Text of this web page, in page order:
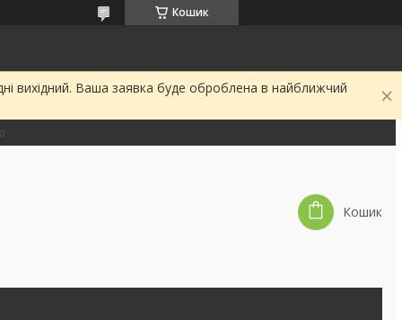
Кошик
вихідний. Ваша заявка буде оброблена в найближчий
Кошик